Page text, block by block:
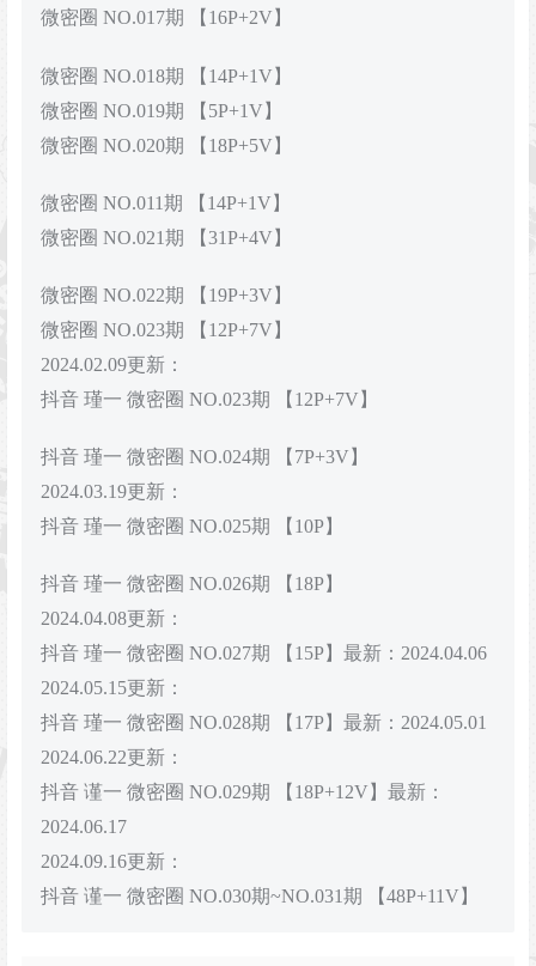
微密圈 NO.017期 【16P+2V】
微密圈 NO.018期 【14P+1V】
微密圈 NO.019期 【5P+1V】
微密圈 NO.020期 【18P+5V】
微密圈 NO.011期 【14P+1V】
微密圈 NO.021期 【31P+4V】
微密圈 NO.022期 【19P+3V】
微密圈 NO.023期 【12P+7V】
2024.02.09更新：
抖音 瑾一 微密圈 NO.023期 【12P+7V】
抖音 瑾一 微密圈 NO.024期 【7P+3V】
2024.03.19更新：
抖音 瑾一 微密圈 NO.025期 【10P】
抖音 瑾一 微密圈 NO.026期 【18P】
2024.04.08更新：
抖音 瑾一 微密圈 NO.027期 【15P】最新：2024.04.06
2024.05.15更新：
抖音 瑾一 微密圈 NO.028期 【17P】最新：2024.05.01
2024.06.22更新：
抖音 谨一 微密圈 NO.029期 【18P+12V】最新：
2024.06.17
2024.09.16更新：
抖音 谨一 微密圈 NO.030期~NO.031期 【48P+11V】